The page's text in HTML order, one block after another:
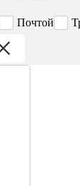
Почтой